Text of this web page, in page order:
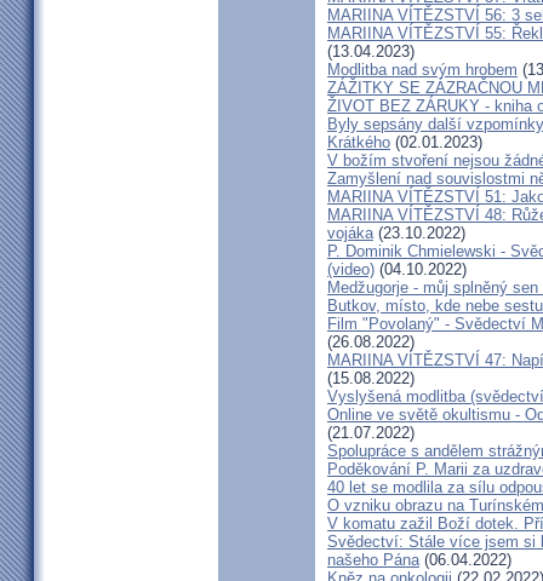
MARIINA VÍTĚZSTVÍ 56: 3
MARIINA VÍTĚZSTVÍ 55:
(13.04.2023)
Modlitba nad svým hrobem
ZÁŽITKY SE ZÁZRAČNOU
ŽIVOT BEZ ZÁRUKY - kniha
Byly sepsány další
Krátkého (02.01.2023)
V božím stvoření nejsou
Zamyšlení nad souvislostmi
MARIINA VÍTĚZSTVÍ 51:
MARIINA VÍTĚZSTVÍ 48:
vojáka (23.10.2022)
P. Dominik Chmielewski -
(video) (04.10.2022)
Medžugorje - můj splněný
Butkov, místo, kde nebe
Film "Povolaný" - Svědectví
(26.08.2022)
MARIINA VÍTĚZSTVÍ 47:
(15.08.2022)
Vyslyšená modlitba
Online ve světě okultismu -
(21.07.2022)
Spolupráce s andělem
Poděkování P. Marii za
40 let se modlila za sílu
O vzniku obrazu na
V komatu zažil Boží dotek.
Svědectví: Stále více jsem si
našeho Pána (06.04.2022)